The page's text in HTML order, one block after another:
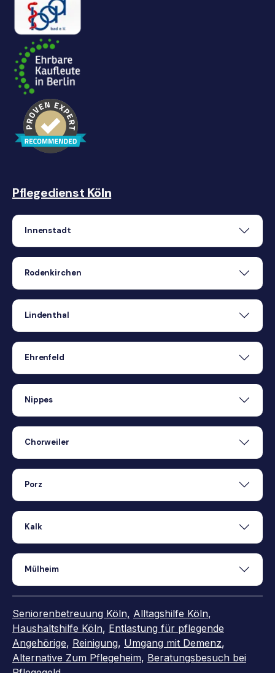
Pflegedienst Köln
Innenstadt
Rodenkirchen
Lindenthal
Ehrenfeld
Nippes
Chorweiler
Porz
Kalk
Mülheim
Seniorenbetreuung Köln, Alltagshilfe Köln,
Haushaltshilfe Köln, Entlastung für pflegende
Angehörige, Reinigung, Umgang mit Demenz,
Alternative Zum Pflegeheim, Beratungsbesuch bei